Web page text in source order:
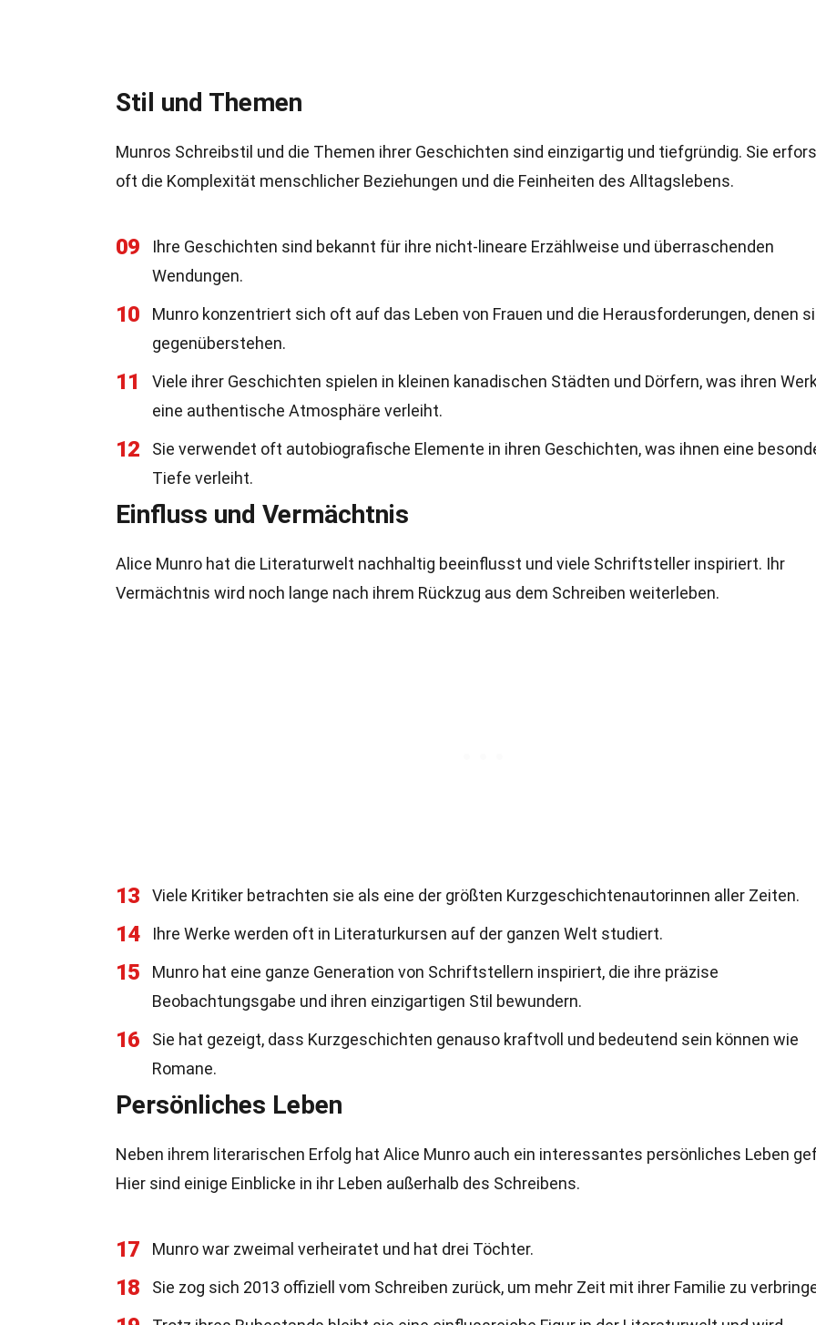
Stil und Themen
Munros Schreibstil und die Themen ihrer Geschichten sind einzigartig und tiefgründig. Sie
oft die Komplexität menschlicher Beziehungen und die Feinheiten des Alltagslebens.
09
Ihre Geschichten sind bekannt für ihre nicht-lineare Erzählweise und überraschenden
Wendungen.
10
Munro konzentriert sich oft auf das Leben von Frauen und die Herausforderungen, denen
gegenüberstehen.
11
Viele ihrer Geschichten spielen in kleinen kanadischen Städten und Dörfern, was ihren
eine authentische Atmosphäre verleiht.
12
Sie verwendet oft autobiografische Elemente in ihren Geschichten, was ihnen eine
Tiefe verleiht.
Einfluss und Vermächtnis
Alice Munro hat die Literaturwelt nachhaltig beeinflusst und viele Schriftsteller inspiriert. Ihr
Vermächtnis wird noch lange nach ihrem Rückzug aus dem Schreiben weiterleben.
13 Viele Kritiker betrachten sie als eine der größten Kurzgeschichtenautorinnen aller Zeiten.
14 Ihre Werke werden oft in Literaturkursen auf der ganzen Welt studiert.
15
Munro hat eine ganze Generation von Schriftstellern inspiriert, die ihre präzise
Beobachtungsgabe und ihren einzigartigen Stil bewundern.
16
Sie hat gezeigt, dass Kurzgeschichten genauso kraftvoll und bedeutend sein können wie
Romane.
Persönliches Leben
Neben ihrem literarischen Erfolg hat Alice Munro auch ein interessantes persönliches Leben
Hier sind einige Einblicke in ihr Leben außerhalb des Schreibens.
17 Munro war zweimal verheiratet und hat drei Töchter.
18 Sie zog sich 2013 offiziell vom Schreiben zurück, um mehr Zeit mit ihrer Familie zu